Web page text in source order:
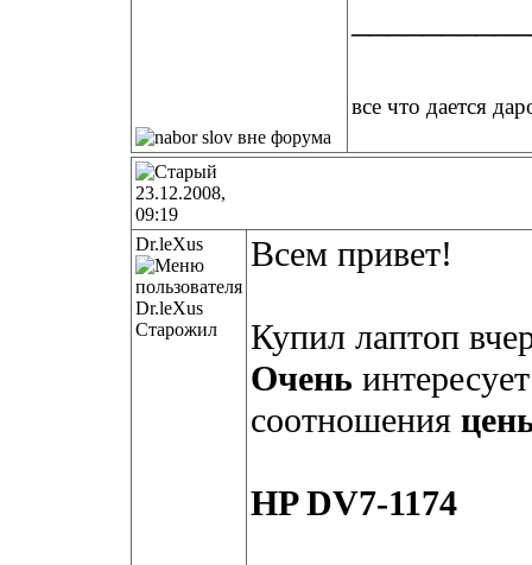
все что дается
23.12.2008,
09:19
Dr.leXus
Старожил
Всем привет!
Купил лаптоп
Очень
соотношения
HP DV7-1174